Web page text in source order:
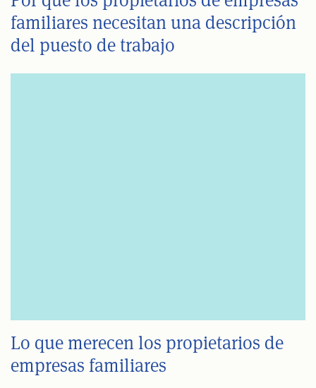
familiares necesitan una descripción
del puesto de trabajo
Lo que merecen los propietarios de
empresas familiares